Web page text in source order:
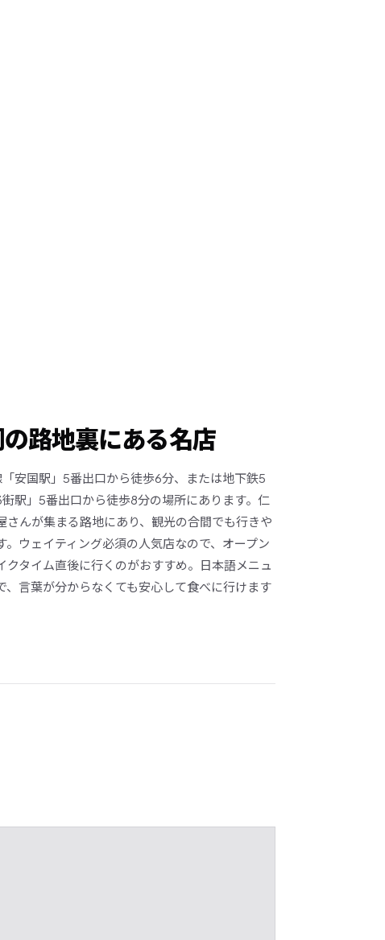
路地裏にある名店
安国駅」5番出口から徒歩6分、または地下鉄5
駅」5番出口から徒歩8分の場所にあります。仁
さんが集まる路地にあり、観光の合間でも行きや
。ウェイティング必須の人気店なので、オープン
クタイム直後に行くのがおすすめ。日本語メニュ
、言葉が分からなくても安心して食べに行けます